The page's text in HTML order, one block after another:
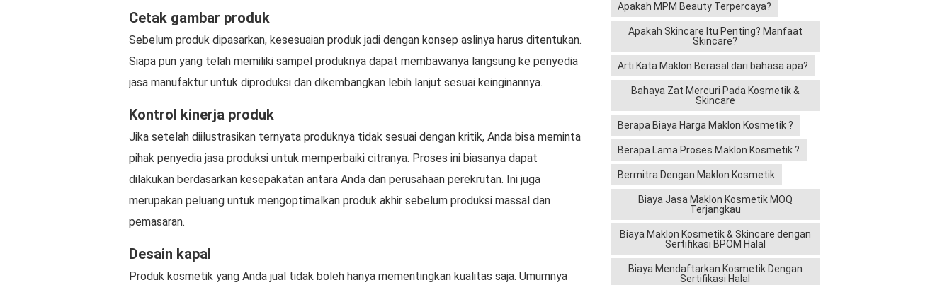
Cetak gambar produk
Sebelum produk dipasarkan, kesesuaian produk jadi dengan konsep aslinya harus ditentukan.
Siapa pun yang telah memiliki sampel produknya dapat membawanya langsung ke penyedia
jasa manufaktur untuk diproduksi dan dikembangkan lebih lanjut sesuai keinginannya.
Kontrol kinerja produk
Jika setelah diilustrasikan ternyata produknya tidak sesuai dengan kritik, Anda bisa meminta
pihak penyedia jasa produksi untuk memperbaiki citranya. Proses ini biasanya dapat
dilakukan berdasarkan kesepakatan antara Anda dan perusahaan perekrutan. Ini juga
merupakan peluang untuk mengoptimalkan produk akhir sebelum produksi massal dan
pemasaran.
Desain kapal
Produk kosmetik yang Anda jual tidak boleh hanya mementingkan kualitas saja. Umumnya
Apakah MPM Beauty Terpercaya?
Apakah Skincare Itu Penting? Manfaat
Skincare?
Arti Kata Maklon Berasal dari bahasa apa?
Bahaya Zat Mercuri Pada Kosmetik &
Skincare
Berapa Biaya Harga Maklon Kosmetik ?
Berapa Lama Proses Maklon Kosmetik ?
Bermitra Dengan Maklon Kosmetik
Biaya Jasa Maklon Kosmetik MOQ
Terjangkau
Biaya Maklon Kosmetik & Skincare dengan
Sertifikasi BPOM Halal
Biaya Mendaftarkan Kosmetik Dengan
Sertifikasi Halal